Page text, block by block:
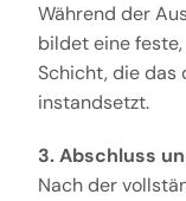
Während der
bildet eine
Schicht, die das
instandsetzt.
3. Abschluss
Nach der